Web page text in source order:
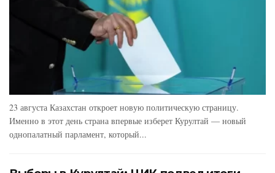
23 августа Казахстан откроет новую политическую страницу.
Именно в этот день страна впервые изберет Курултай — новый
однопалатный парламент, который...